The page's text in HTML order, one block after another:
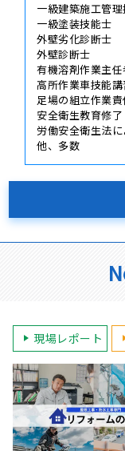
一級建築施工管
一級塗装技能士
外壁劣化診断士
外壁診断士
有機溶剤作業主任
高所作業車技能講
足場の組立作業
安全衛生教育修了
労働安全衛生法
他、多数
現場レポート